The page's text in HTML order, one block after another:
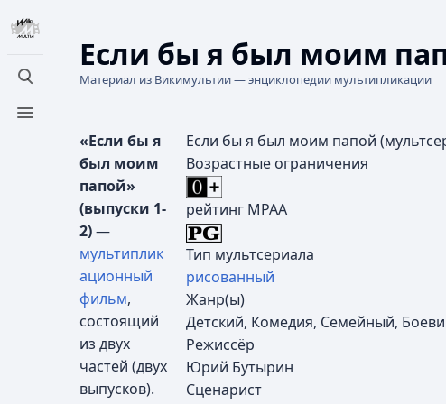
Открыть поиск
Открыть меню
Если бы я был моим
Материал из Викимультии — энциклопедии мультипликации
Если бы я был моим папой
Возрастные ограничения
рейтинг MPAA
Тип мультсериала
рисованный
Жанр(ы)
Детский, Комедия, Семейный,
Режиссёр
Юрий Бутырин
Сценарист
«Если бы я
был моим
папой»
(выпуски 1-
2)—
мультиплик
ационный
фильм,
состоящий
из двух
частей (двух
выпусков).